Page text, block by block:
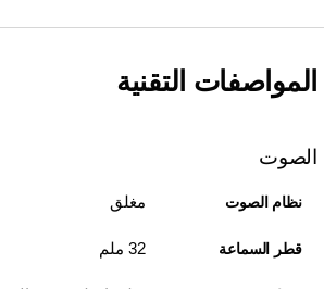
المواصفات التقنية
الصوت
نظام الصوت مغلق
قطر السماعة 32 ملم